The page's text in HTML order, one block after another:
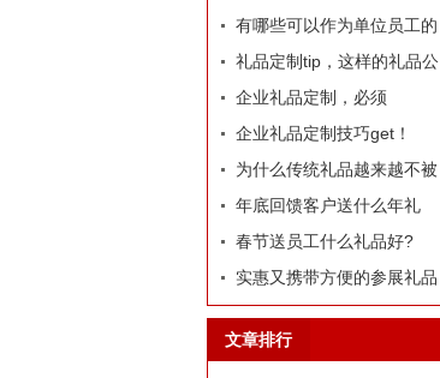
哪些推荐？
有哪些可以作为单位员工的
定制礼品？
礼品定制tip，这样的礼品公
司我才爱！
企业礼品定制，必须
有“里”、有“面”
企业礼品定制技巧get！
为什么传统礼品越来越不被
选择了
年底回馈客户送什么年礼
好?
春节送员工什么礼品好?
实惠又携带方便的参展礼品
文章排行